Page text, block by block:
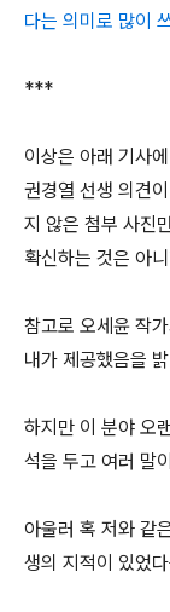
다는 의미로 많이
***
이상은 아래 기사
권경열 선생 의견
지 않은 첨부 사진
확신하는 것은 아
참고로 오세윤 작
내가 제공했음을
하지만 이 분야 오
석을 두고 여러 말
아울러 혹 저와 같
생의 지적이 있었